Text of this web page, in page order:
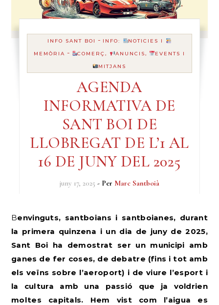
INFO SANT BOI - INFO:
NOTICIES I
MEMÒRIA - COMERÇ, ANUNCIS,
EVENTS I
MITJANS
AGENDA
INFORMATIVA DE
SANT BOI DE
LLOBREGAT DE L’1 AL
16 DE JUNY DEL 2025
juny 17, 2025 - Per Marc Santboià
Benvinguts, santboians i santboianes, durant
la primera quinzena i un dia de juny de 2025,
Sant Boi ha demostrat ser un municipi amb
ganes de fer coses, de debatre (fins i tot amb
els veïns sobre l’aeroport) i de viure l’esport i
la cultura amb una passió que ja voldrien
moltes capitals. Hem vist com l’aigua es